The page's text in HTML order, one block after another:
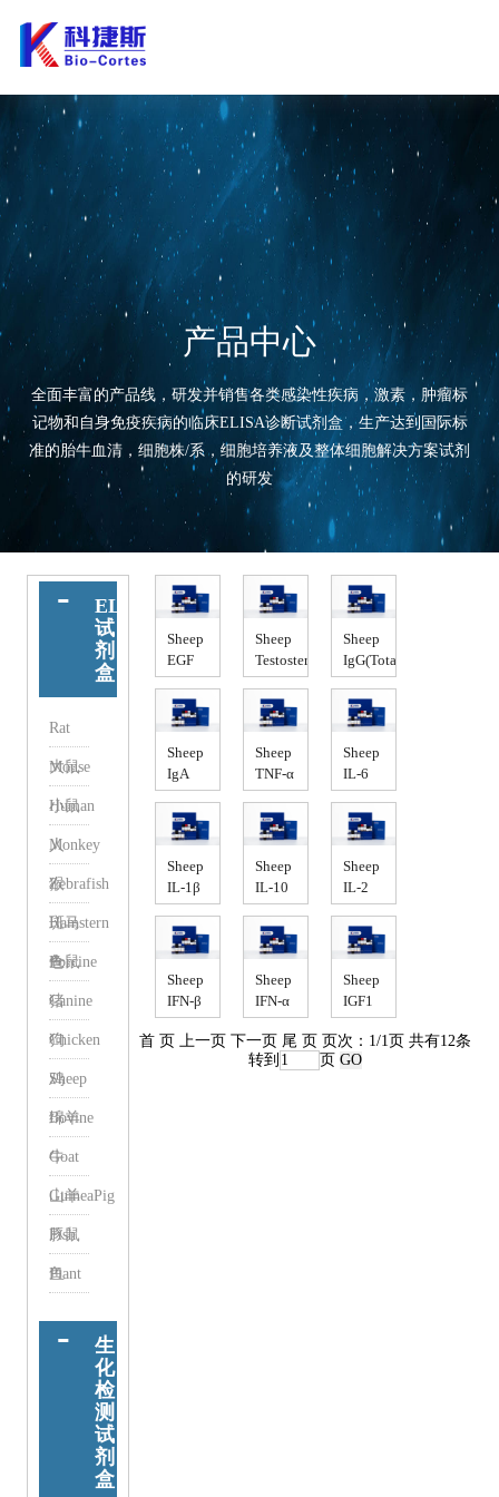
产品中心
全面丰富的产品线，研发并销售各类感染性疾病，激素，肿瘤标
记物和自身免疫疾病的临床ELISA诊断试剂盒，生产达到国际标
准的胎牛血清，细胞株/系，细胞培养液及整体细胞解决方案试剂
的研发
ELISA
试
剂
盒
Rat
大鼠
Mouse
小鼠
Human
人
Monkey
猴
Zebrafish
斑马
鱼
Hamstern
仓鼠
Porcine
猪
Canine
狗
Chicken
鸡
Sheep
绵羊
Bovine
牛
Goat
山羊
GuineaPig
豚鼠
Fish
鱼
Plant
生
化
检
测
试
剂
盒
Sheep
EGF
ELISA
kit（绵
羊表
皮生
长因
子 ）
Sheep
Testosterone
ELISA
Kit（绵
羊睾
酮T）
Sheep
IgG(Total)
ELISA
kit（绵
羊免
疫球
蛋
白）
Sheep
IgA
ELISA
kit（绵
羊免
疫球
蛋白
A）
Sheep
TNF-α
ELISA
kit（绵
羊肿
瘤坏
死因
子-α）
Sheep
IL-6
ELISA
kit（绵
羊白
细胞
介
素-6）
Sheep
IL-1β
ELISA
kit（绵
羊白
细胞
介
素-1beta）
Sheep
IL-10
ELISA
kit（绵
羊白
细胞
介
素-10）
Sheep
IL-2
ELISA
Kit（绵
羊白
细胞
介
素-2）
Sheep
IFN-β
ELISA
kit（绵
Sheep
IFN-α
ELISA
kit（绵
羊干
Sheep
IGF1
ELISA
Kit（绵
羊促
首 页 上一页 下一页 尾 页 页次：1/1页 共有12条
转到
页